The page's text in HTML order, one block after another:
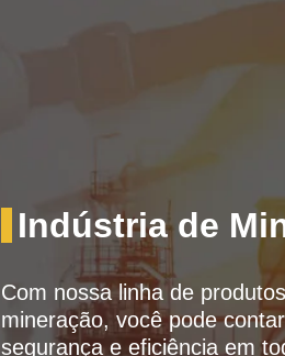
Indústria de
Com nossa linha de
mineração, você pode
segurança e eficiência em